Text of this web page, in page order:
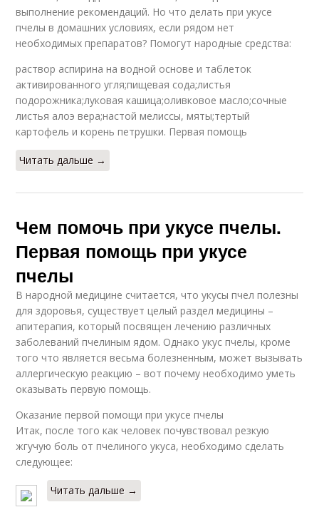
выполнение рекомендаций. Но что делать при укусе
пчелы в домашних условиях, если рядом нет
необходимых препаратов? Помогут народные средства:
раствор аспирина на водной основе и таблеток
активированного угля;пищевая сода;листья
подорожника;луковая кашица;оливковое масло;сочные
листья алоэ вера;настой мелиссы, мяты;тертый
картофель и корень петрушки. Первая помощь
Читать дальше →
Чем помочь при укусе пчелы.
Первая помощь при укусе
пчелы
В народной медицине считается, что укусы пчел полезны
для здоровья, существует целый раздел медицины –
апитерапия, который посвящен лечению различных
заболеваний пчелиным ядом. Однако укус пчелы, кроме
того что является весьма болезненным, может вызывать
аллергическую реакцию – вот почему необходимо уметь
оказывать первую помощь.
Оказание первой помощи при укусе пчелы
Итак, после того как человек почувствовал резкую
жгучую боль от пчелиного укуса, необходимо сделать
следующее:
Читать дальше →